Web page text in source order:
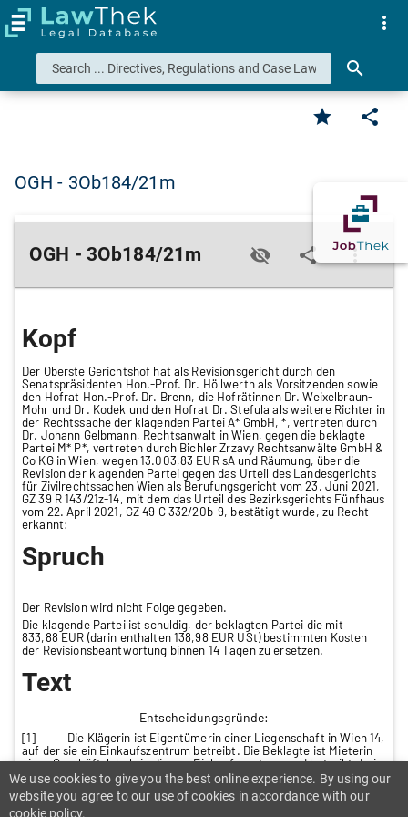
search
more_vert
star share
OGH - 3Ob184/21m
OGH - 3Ob184/21m visibility_off share more_vert
Kopf
Der Oberste Gerichtshof hat als Revisionsgericht durch den
Senatspräsidenten Hon.-Prof. Dr. Höllwerth als Vorsitzenden sowie
den Hofrat Hon.-Prof. Dr. Brenn, die Hofrätinnen Dr. Weixelbraun-
Mohr und Dr. Kodek und den Hofrat Dr. Stefula als weitere Richter in
der Rechtssache der klagenden Partei A* GmbH, *, vertreten durch
Dr. Johann Gelbmann, Rechtsanwalt in Wien, gegen die beklagte
Partei M* P*, vertreten durch Bichler Zrzavy Rechtsanwälte GmbH &
Co KG in Wien, wegen 13.003,83 EUR sA und Räumung, über die
Revision der klagenden Partei gegen das Urteil des Landesgerichts
für Zivilrechtssachen Wien als Berufungsgericht vom 23. Juni 2021,
GZ 39 R 143/21z-14, mit dem das Urteil des Bezirksgerichts Fünfhaus
vom 22. April 2021, GZ 49 C 332/20b-9, bestätigt wurde, zu Recht
erkannt:
Spruch
Der Revision wird nicht Folge gegeben.
Die klagende Partei ist schuldig, der beklagten Partei die mit
833,88 EUR (darin enthalten 138,98 EUR USt) bestimmten Kosten
der Revisionsbeantwortung binnen 14 Tagen zu ersetzen.
Text
Entscheidungsgründe:
[1] Die Klägerin ist Eigentümerin einer Liegenschaft in Wien 14,
auf der sie ein Einkaufszentrum betreibt. Die Beklagte ist Mieterin
eines Geschäftslokals in diesem Einkaufszentrum und betreibt darin
ein Nagel- und Kosmetikstudio. Das Einkaufszentrum, in dem sich
ca 150 Geschäftslokale befinden, war während der drei behördlich
angeordneten Lockdowns zur Verhinderung der Verbreitung von
COVID-19 geöffnet, weil dort auch Geschäfte der Grundversorgung
We use cookies to give you the best online experience. By using our
website you agree to our use of cookies in accordance with our
cookie policy.